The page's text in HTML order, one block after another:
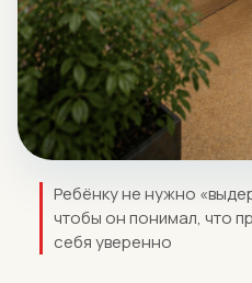
Ребёнку не нужно
чтобы он понимал, что
себя уверенно